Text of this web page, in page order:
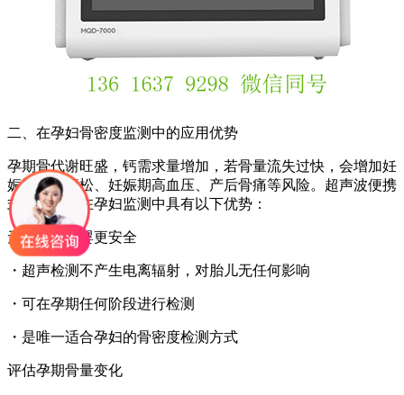
二、在孕妇骨密度监测中的应用优势
孕期骨代谢旺盛，钙需求量增加，若骨量流失过快，会增加妊
娠期骨质疏松、妊娠期高血压、产后骨痛等风险。超声波便携
式骨密度仪在孕妇监测中具有以下优势：
无辐射，母婴更安全
・超声检测不产生电离辐射，对胎儿无任何影响
・可在孕期任何阶段进行检测
・是唯一适合孕妇的骨密度检测方式
评估孕期骨量变化